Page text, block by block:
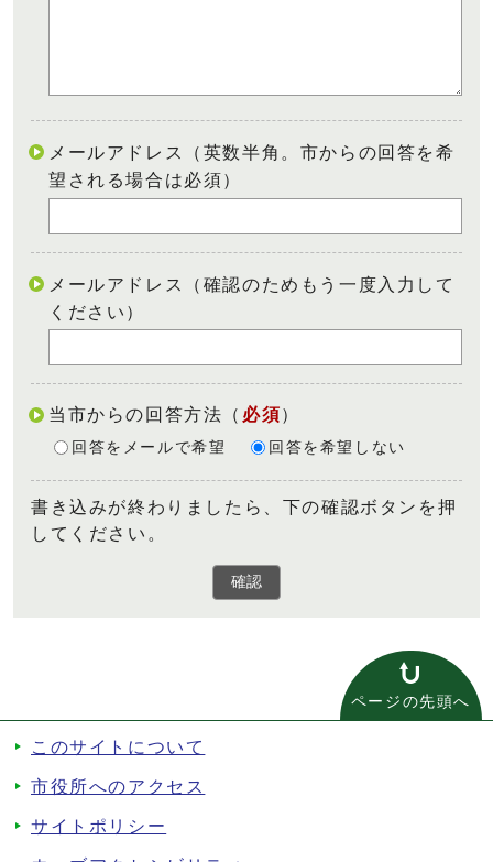
メールアドレス（英数半角。市からの回答を希
望される場合は必須）
メールアドレス（確認のためもう一度入力して
ください）
当市からの回答方法 （ 必須）
回答をメールで希望 回答を希望しない
書き込みが終わりましたら、下の確認ボタンを押
してください。
確認
ページの先頭へ
このサイトについて
市役所へのアクセス
サイトポリシー